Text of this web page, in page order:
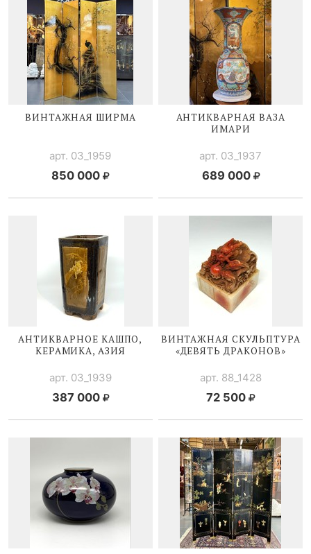
ВИНТАЖНАЯ ШИРМА
арт. 03_1959
850 000
АНТИКВАРНАЯ ВАЗА
ИМАРИ
арт. 03_1937
689 000
АНТИКВАРНОЕ КАШПО,
КЕРАМИКА, АЗИЯ
арт. 03_1939
387 000
ВИНТАЖНАЯ СКУЛЬПТУРА
«ДЕВЯТЬ ДРАКОНОВ»
арт. 88_1428
72 500